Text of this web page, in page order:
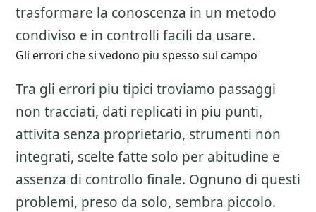
trasformare la conoscenza in un metodo
condiviso e in controlli facili da usare.
Gli errori che si vedono piu spesso sul campo
Tra gli errori piu tipici troviamo passaggi
non tracciati, dati replicati in piu punti,
attivita senza proprietario, strumenti non
integrati, scelte fatte solo per abitudine e
assenza di controllo finale. Ognuno di questi
problemi, preso da solo, sembra piccolo.